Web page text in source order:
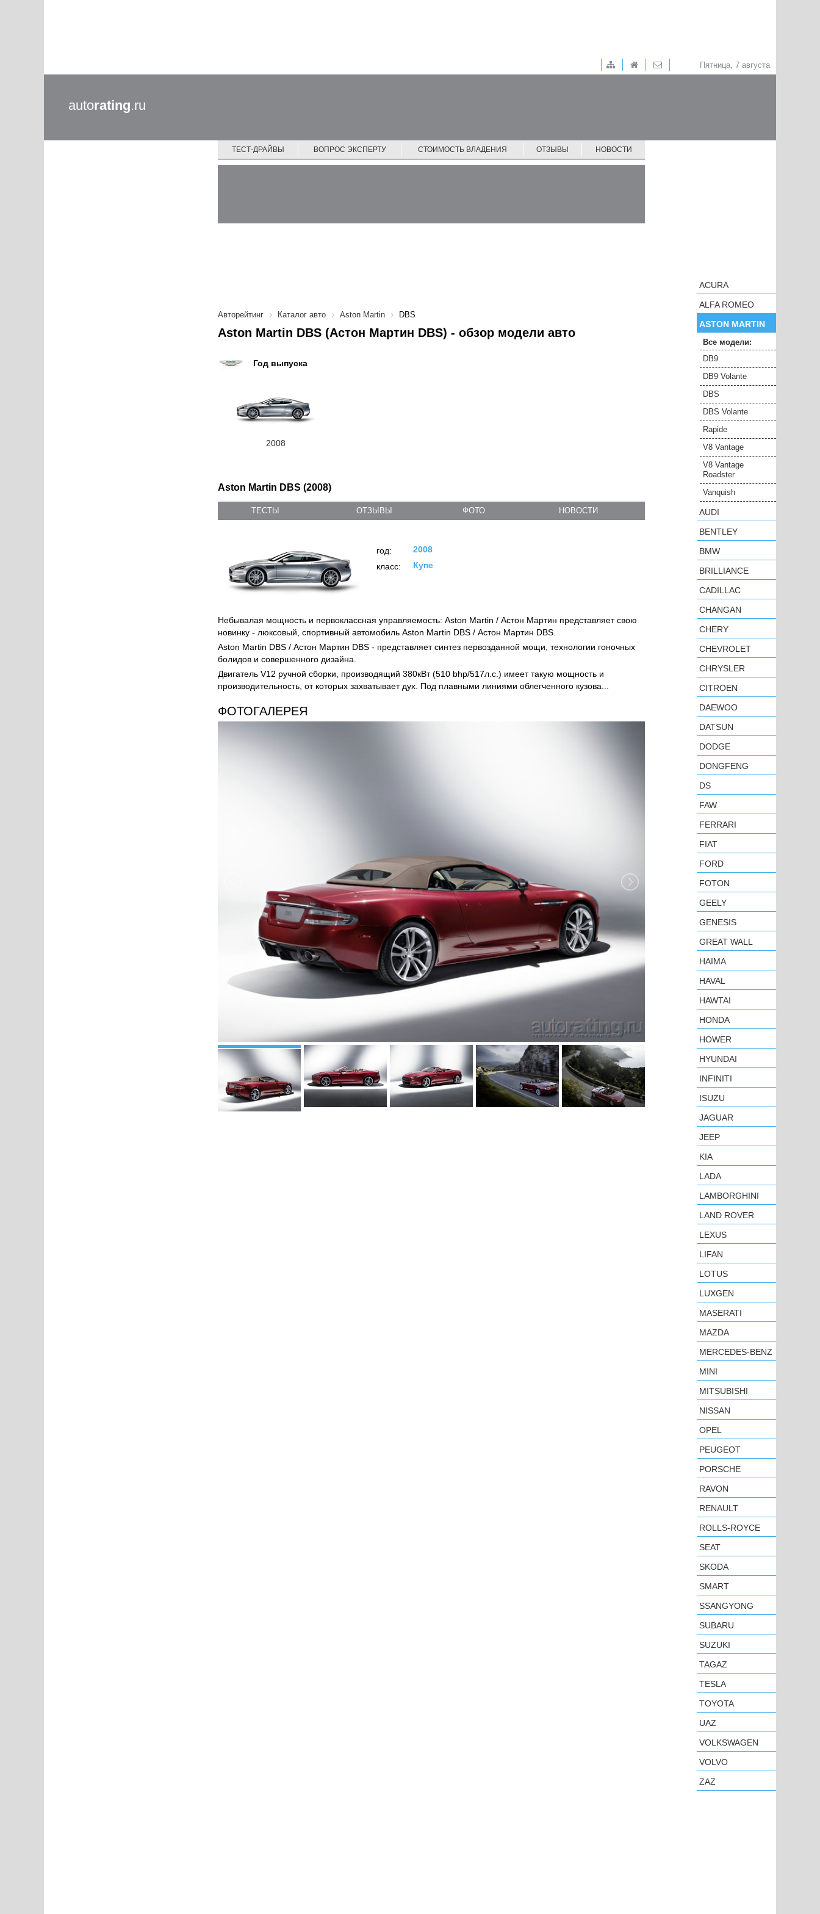
Пятница, 7 августа
autorating.ru
ТЕСТ-ДРАЙВЫ ВОПРОС ЭКСПЕРТУ СТОИМОСТЬ ВЛАДЕНИЯ ОТЗЫВЫ НОВОСТИ
Авторейтинг Каталог авто Aston Martin DBS
Aston Martin DBS (Астон Мартин DBS) - обзор модели авто
Год выпуска
2008
Aston Martin DBS (2008)
ТЕСТЫ ОТЗЫВЫ ФОТО НОВОСТИ
год:
2008
класс:
Купе
Небывалая мощность и первоклассная управляемость: Aston Martin / Астон Мартин представляет свою
новинку - люксовый, спортивный автомобиль Aston Martin DBS / Астон Мартин DBS.
Aston Martin DBS / Астон Мартин DBS - представляет синтез первозданной мощи, технологии гоночных
болидов и совершенного дизайна.
Двигатель V12 ручной сборки, производящий 380кВт (510 bhp/517л.с.) имеет такую мощность и
производительность, от которых захватывает дух. Под плавными линиями облегченного кузова...
ФОТОГАЛЕРЕЯ
ACURA
ALFA ROMEO
ASTON MARTIN
Все модели:
DB9
DB9 Volante
DBS
DBS Volante
Rapide
V8 Vantage
V8 Vantage
Roadster
Vanquish
AUDI
BENTLEY
BMW
BRILLIANCE
CADILLAC
CHANGAN
CHERY
CHEVROLET
CHRYSLER
CITROEN
DAEWOO
DATSUN
DODGE
DONGFENG
DS
FAW
FERRARI
FIAT
FORD
FOTON
GEELY
GENESIS
GREAT WALL
HAIMA
HAVAL
HAWTAI
HONDA
HOWER
HYUNDAI
INFINITI
ISUZU
JAGUAR
JEEP
KIA
LADA
LAMBORGHINI
LAND ROVER
LEXUS
LIFAN
LOTUS
LUXGEN
MASERATI
MAZDA
MERCEDES-BENZ
MINI
MITSUBISHI
NISSAN
OPEL
PEUGEOT
PORSCHE
RAVON
RENAULT
ROLLS-ROYCE
SEAT
SKODA
SMART
SSANGYONG
SUBARU
SUZUKI
TAGAZ
TESLA
TOYOTA
UAZ
VOLKSWAGEN
VOLVO
ZAZ